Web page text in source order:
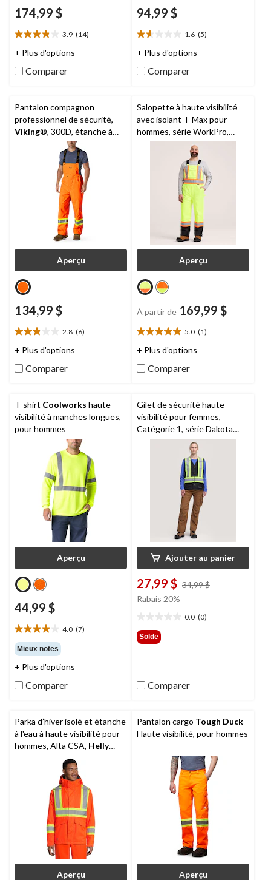
174,99 $
3.9 (14)
3.9
étoile(s)
5.
+ Plus d'options
Comparer
94,99 $
1.6 (5)
1.6
étoile(s)
5.
+ Plus d'options
Comparer
Pantalon compagnon
professionnel de sécurité,
Viking®, 300D, étanche à
l’eau et à bavette amovible,
pour hommes
Aperçu
134,99 $
2.8 (6)
2.8
étoile(s)
5.
+ Plus d'options
Comparer
Salopette à haute visibilité
avec isolant T-Max pour
hommes, série WorkPro,
Dakota
Aperçu
À partir de 169,99 $
5.0 (1)
5.0
étoile(s)
5.
+ Plus d'options
Comparer
T-shirt Coolworks haute
visibilité à manches longues,
pour hommes
Aperçu
44,99 $
4.0 (7)
4.0
étoile(s)
sur
5.
7
évaluations
Mieux notes
+ Plus d'options
Comparer
Gilet de sécurité haute
visibilité pour femmes,
Catégorie 1, série Dakota
WorkPro
Ajouter au panier
27,99 $ 34,99 $
Rabais 20%
0.0 (0)
étoile(s)
sur
Solde
Comparer
Parka d’hiver isolé et étanche
à l'eau à haute visibilité pour
hommes, Alta CSA, Helly
Hansen Workwear
Aperçu
Pantalon cargo Tough Duck
Haute visibilité, pour hommes
Aperçu